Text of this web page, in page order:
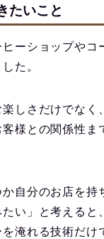
たいこと
ーショップやコ
た。
しさだけでなく
様との関係性ま
自分のお店を持
い」と考えると
淹れる技術だけ